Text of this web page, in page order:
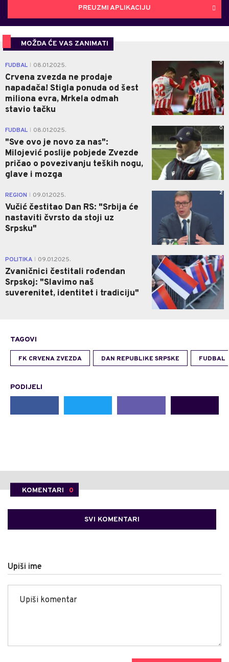
PREUZMI APLIKACIJU
MOŽDA ĆE VAS ZANIMATI
FUDBAL 08.01.2025.
Crvena zvezda ne prodaje
napadača! Stigla ponuda od šest
miliona evra, Mrkela odmah
stavio tačku
0
FUDBAL 08.01.2025.
"Sve ovo je novo za nas":
Milojević poslije pobjede Zvezde
pričao o povezivanju teških nogu,
glave i mozga
0
REGION 09.01.2025.
Vučić čestitao Dan RS: "Srbija će
nastaviti čvrsto da stoji uz
Srpsku"
2
POLITIKA 09.01.2025.
Zvaničnici čestitali rođendan
Srpskoj: "Slavimo naš
suverenitet, identitet i tradiciju"
0
TAGOVI
FK CRVENA ZVEZDA DAN REPUBLIKE SRPSKE FUDBAL
PODIJELI
KOMENTARI 0
SVI KOMENTARI
Upiši ime